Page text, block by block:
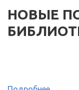
НОВЫЕ